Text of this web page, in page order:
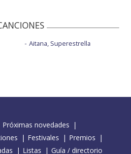
Aitana, Superestrella
Próximas novedades
Festivales
Premios
Listas Guía / directorio